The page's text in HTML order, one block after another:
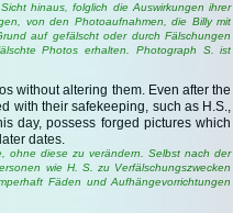
hinaus, folglich die Auswirkungen ihrer
von den Photoaufnahmen, die Billy mit
auf gefälscht oder durch Fälschungen
Photos erhalten. Photograph S. ist
without altering them. Even after the
with their safekeeping, such as H.S.,
day, possess forged pictures which
dates.
ohne diese zu verändern. Selbst nach der
wie H. S. zu Verfälschungszwecken
Fäden und Aufhängevorrichtungen